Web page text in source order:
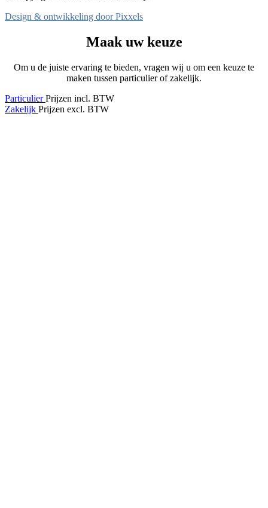
Design & ontwikkeling door Pixxels
Maak uw keuze
Om u de juiste ervaring te bieden, vragen wij u om een keuze te
maken tussen particulier of zakelijk.
ParticulierPrijzen incl. BTW
Zakelijk Prijzen excl. BTW